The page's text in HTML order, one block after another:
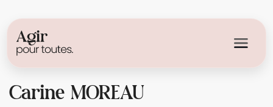
Carine MOREAU